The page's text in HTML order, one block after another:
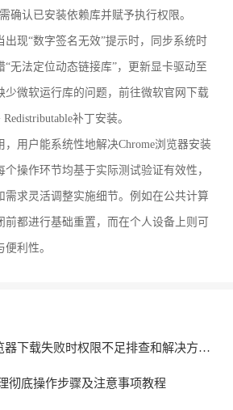
确认已安装依赖库并赋予执行权限。
出现“数字签名无效”提示时，同步系统时
“无法定位动态链接库”，更新显卡驱动至
少微软运行库的问题，前往微软官网下载
补丁安装。
用户能系统性地解决Chrome浏览器安装
个操作环节均基于实际测试验证有效性，
需求灵活调整实施细节。例如在公共计算
都进行基础重置，而在个人设备上则可
利性。
下载失败时权限不足排查和解决方案分享
彻底操作步骤及注意事项教程